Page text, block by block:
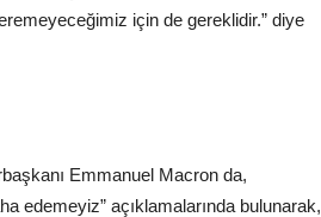
için de gereklidir.” diye
Emmanuel Macron da,
edemeyiz” açıklamalarında bulunarak,